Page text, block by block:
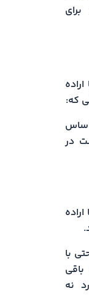
که:
اساس
در
با
نه